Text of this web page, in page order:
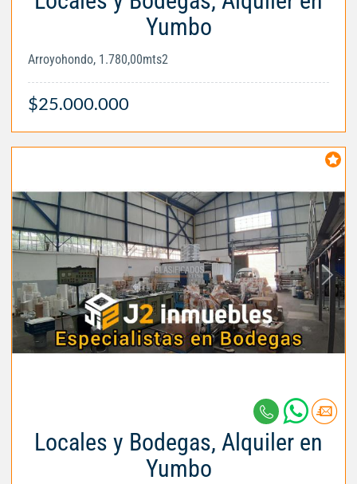
Yumbo
Arroyohondo, 1.780,00mts2
$25.000.000
Locales y Bodegas, Alquiler en
Yumbo